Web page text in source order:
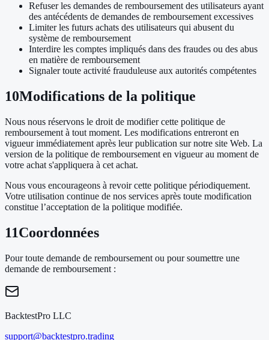
Refuser les demandes de remboursement des utilisateurs ayant
des antécédents de demandes de remboursement excessives
Limiter les futurs achats des utilisateurs qui abusent du
système de remboursement
Interdire les comptes impliqués dans des fraudes ou des abus
en matière de remboursement
Signaler toute activité frauduleuse aux autorités compétentes
10Modifications de la politique
Nous nous réservons le droit de modifier cette politique de
remboursement à tout moment. Les modifications entreront en
vigueur immédiatement après leur publication sur notre site Web. La
version de la politique de remboursement en vigueur au moment de
votre achat s'appliquera à cet achat.
Nous vous encourageons à revoir cette politique périodiquement.
Votre utilisation continue de nos services après toute modification
constitue l’acceptation de la politique modifiée.
11Coordonnées
Pour toute demande de remboursement ou pour soumettre une
demande de remboursement :
BacktestPro LLC
support@backtestpro.trading